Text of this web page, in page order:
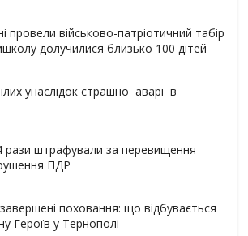
провели військово-патріотичний табір
долучилися близько 100 дітей
унаслідок страшної аварії в
рази штрафували за перевищення
ПДР
поховання: що відбувається
Героїв у Тернополі